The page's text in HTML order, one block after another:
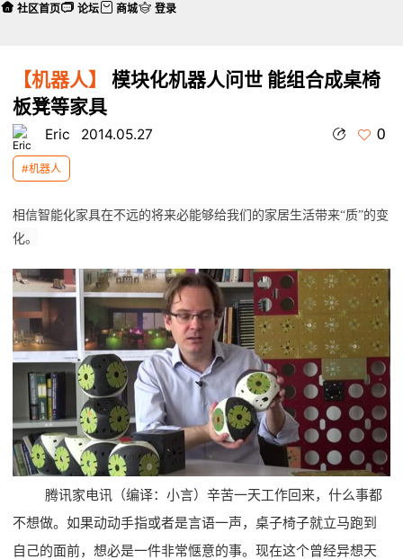
【机器人】
模块化机器人问世 能组合成桌椅
板凳等家具
Eric 2014.05.27 0
#机器人
相信智能化家具在不远的将来必能够给我们的家居生活带来“质”的变
化。
腾讯家电讯（编译：小言）辛苦一天工作回来，什么事都
不想做。如果动动手指或者是言语一声，桌子椅子就立马跑到
自己的面前，想必是一件非常惬意的事。现在这个曾经异想天
社区首页 论坛 商城 登录